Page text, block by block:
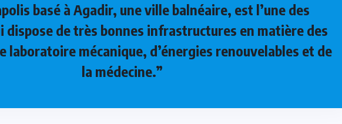
basé à Agadir, une ville balnéaire, est l’une des
dispose de très bonnes infrastructures en matière des
laboratoire mécanique, d’énergies renouvelables et de
la médecine.”